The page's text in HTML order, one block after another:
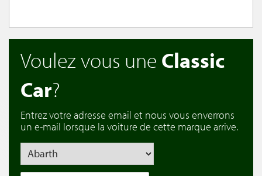
Voulez vous une Classic
Car?
Entrez votre adresse email et nous vous enverrons
un e-mail lorsque la voiture de cette marque arrive.